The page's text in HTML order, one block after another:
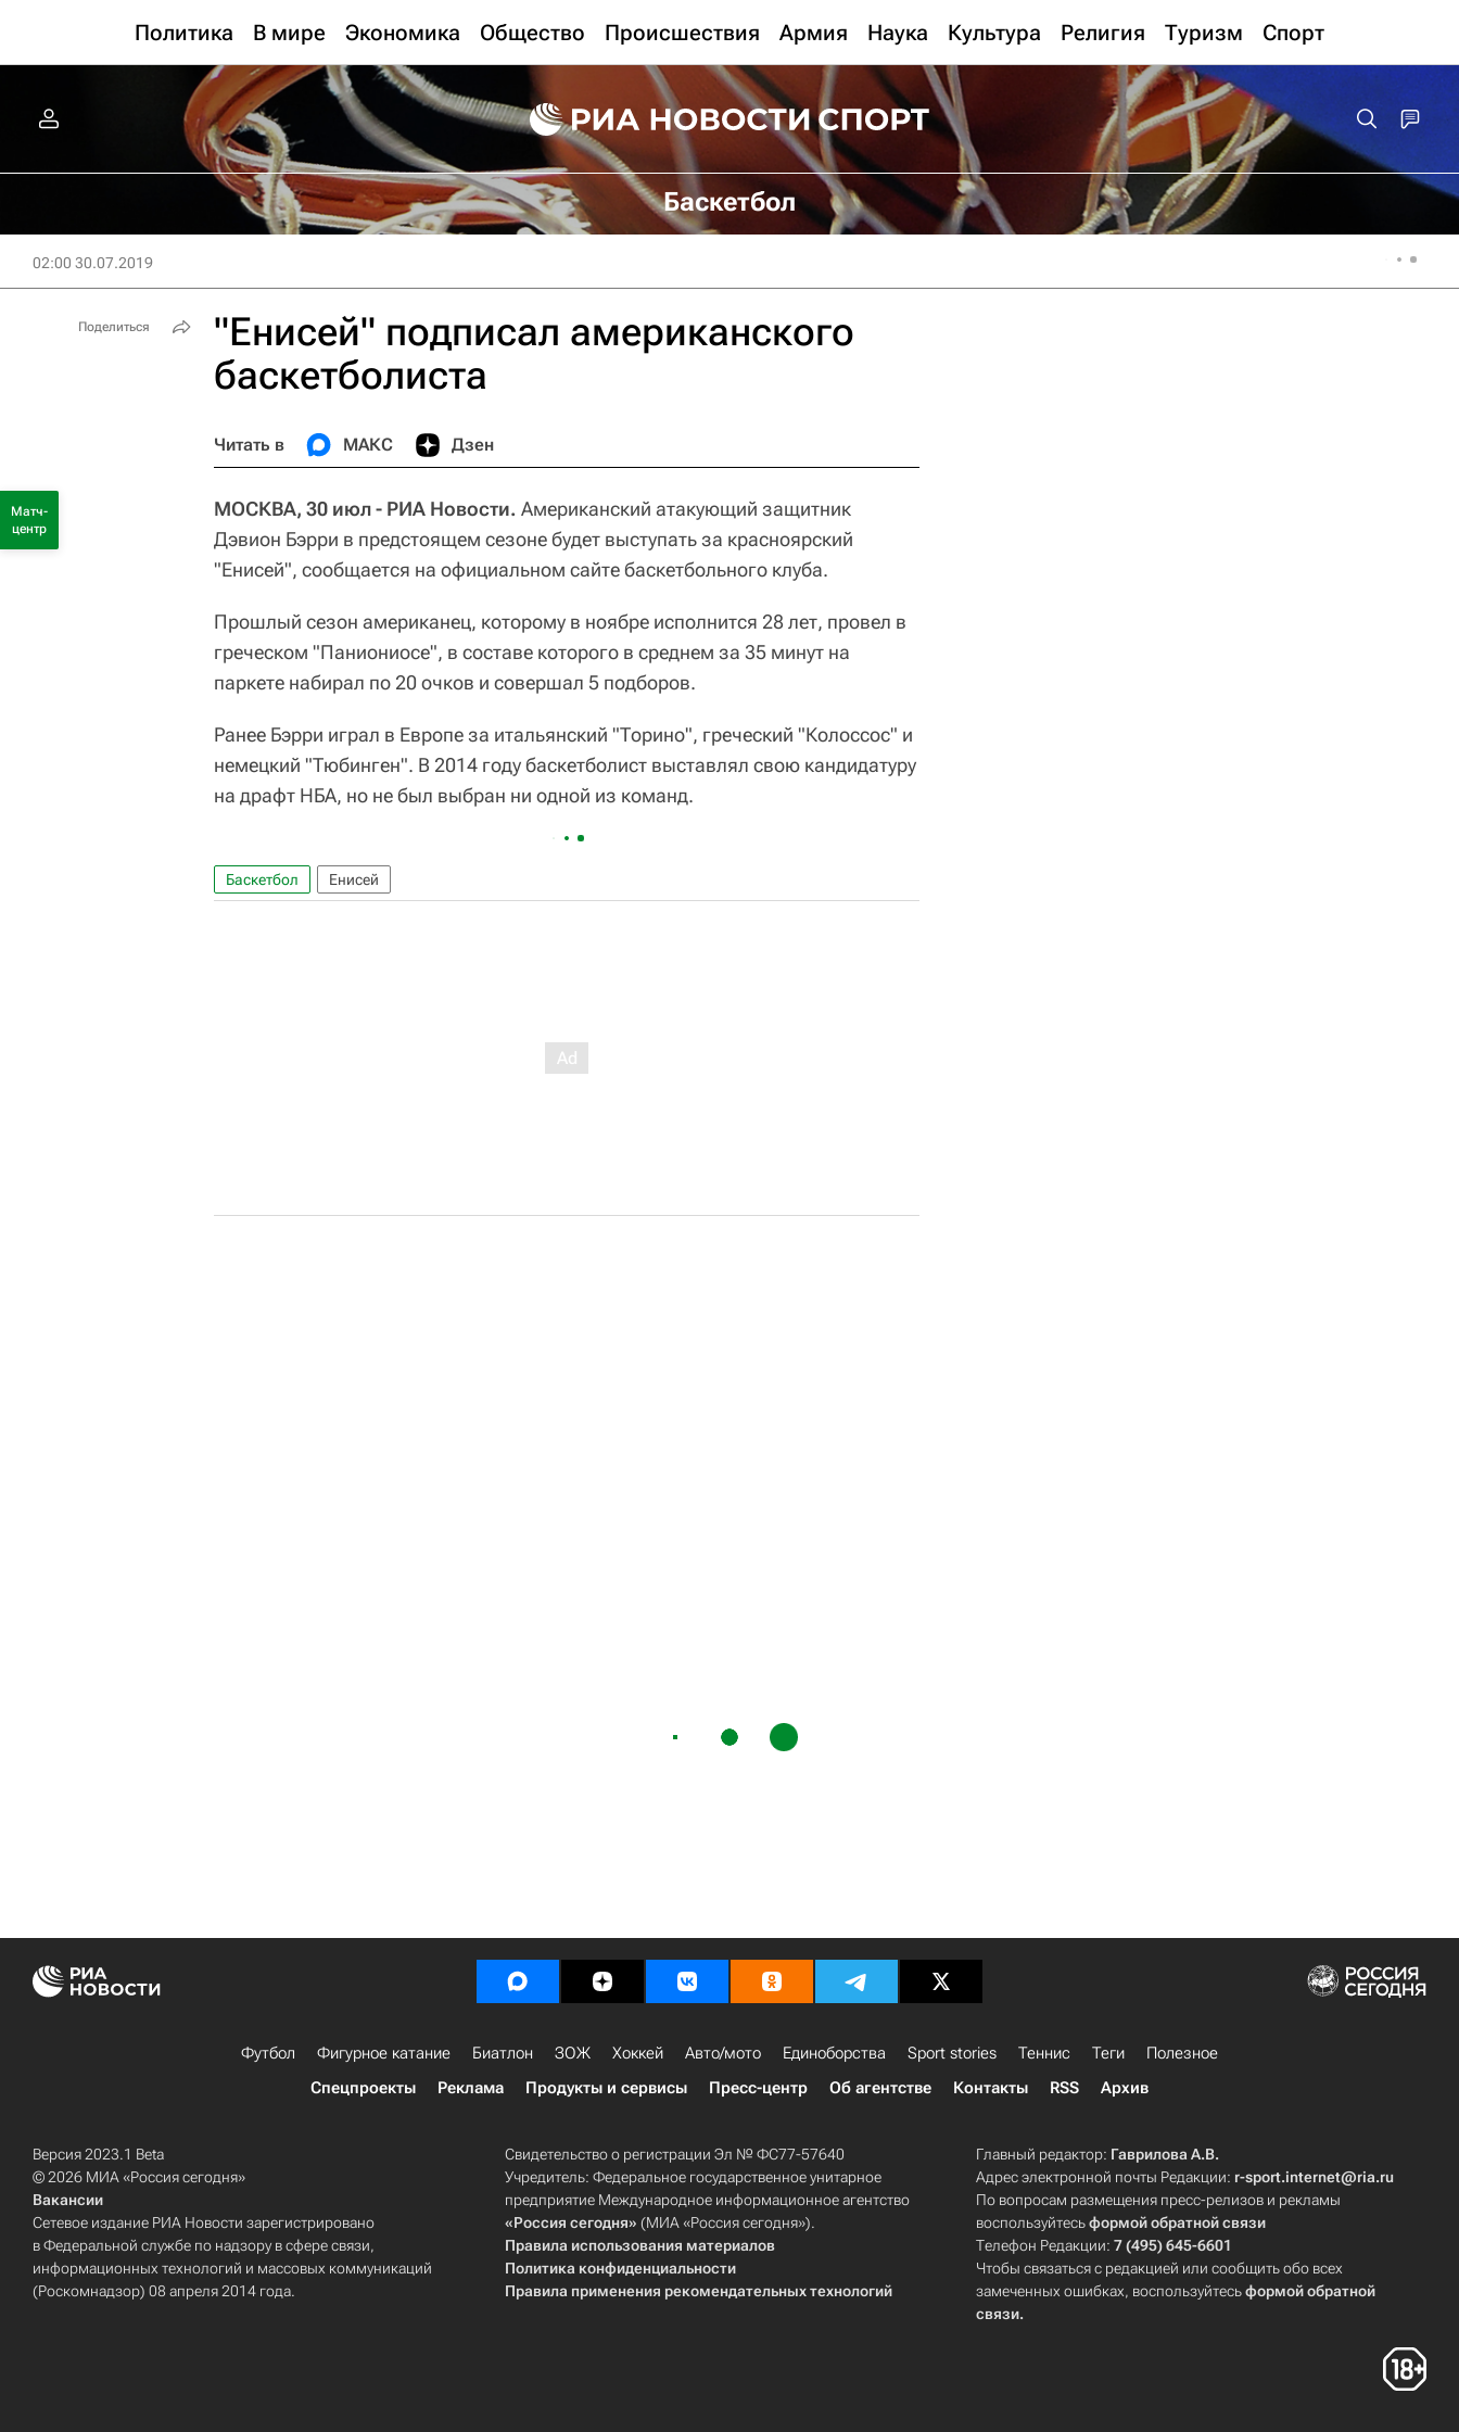
Политика В мире Экономика Общество Происшествия Армия Наука Культура Религия Туризм Спорт
Баскетбол
02:00 30.07.2019
"Енисей" подписал американского
баскетболиста
Читать в МАКС Дзен
МОСКВА, 30 июл - РИА Новости. Американский атакующий защитник
Дэвион Бэрри в предстоящем сезоне будет выступать за красноярский
"Енисей", сообщается на официальном сайте баскетбольного клуба.
Прошлый сезон американец, которому в ноябре исполнится 28 лет, провел в
греческом "Паниониосе", в составе которого в среднем за 35 минут на
паркете набирал по 20 очков и совершал 5 подборов.
Ранее Бэрри играл в Европе за итальянский "Торино", греческий "Колоссос" и
немецкий "Тюбинген". В 2014 году баскетболист выставлял свою кандидатуру
на драфт НБА, но не был выбран ни одной из команд.
Баскетбол Енисей
Поделиться
Матч-
центр
Футбол Фигурное катание Биатлон ЗОЖ Хоккей Авто/мото Единоборства Sport stories Теннис Теги
Полезное
Спецпроекты
Реклама Продукты и сервисы Пресс-центр Об агентстве Контакты RSS Архив
Версия 2023.1 Beta
© 2026 МИА «Россия сегодня»
Вакансии
Сетевое издание РИА Новости зарегистрировано
в Федеральной службе по надзору в сфере связи,
информационных технологий и массовых коммуникаций
(Роскомнадзор) 08 апреля 2014 года.
Свидетельство о регистрации Эл № ФС77-57640
Учредитель: Федеральное государственное унитарное
предприятие Международное информационное агентство
«Россия сегодня» (МИА «Россия сегодня»).
Правила использования материалов
Политика конфиденциальности
Правила применения рекомендательных технологий
Главный редактор: Гаврилова А.В.
Адрес электронной почты Редакции: r-sport.internet@ria.ru
По вопросам размещения пресс-релизов и рекламы
воспользуйтесьформой обратной связи
Телефон Редакции:7 (495) 645-6601
Чтобы связаться с редакцией или сообщить обо всех
замеченных ошибках, воспользуйтесьформой обратной
связи.